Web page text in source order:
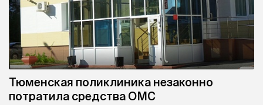
Тюменская поликлиника незаконно
потратила средства ОМС